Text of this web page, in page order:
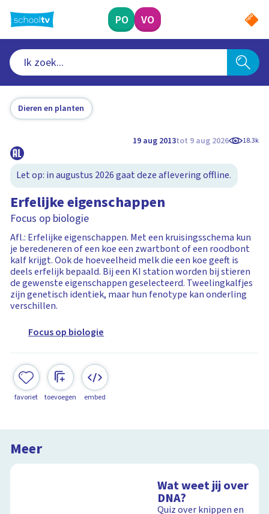
naar
hoofdinhoud
PO VO
Dieren en planten
19 aug 2013tot 9 aug 2026 18.3k
Let op: in augustus 2026 gaat deze aflevering offline.
Erfelijke eigenschappen
Focus op biologie
Afl.: Erfelijke eigenschappen. Met een kruisingsschema kun
je beredeneren of een koe een zwartbont of een roodbont
kalf krijgt. Ook de hoeveelheid melk die een koe geeft is
deels erfelijk bepaald. Bij een KI station worden bij stieren
de gewenste eigenschappen geselecteerd. Tweelingkalfjes
zijn genetisch identiek, maar hun fenotype kan onderling
verschillen.
Focus op biologie
favoriet toevoegen embed
Meer
Wat weet jij over
DNA?
Quiz over knippen en